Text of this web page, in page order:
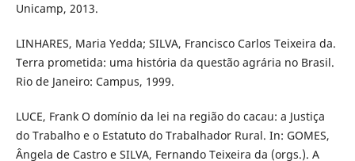
Unicamp, 2013.
LINHARES, Maria Yedda; SILVA, Francisco Carlos Teixeira da.
Terra prometida: uma história da questão agrária no Brasil.
Rio de Janeiro: Campus, 1999.
LUCE, Frank O domínio da lei na região do cacau: a Justiça
do Trabalho e o Estatuto do Trabalhador Rural. In: GOMES,
Ângela de Castro e SILVA, Fernando Teixeira da (orgs.). A